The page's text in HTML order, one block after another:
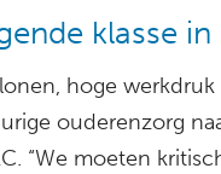
klasse
hoge
ouderenzorg
“We moeten